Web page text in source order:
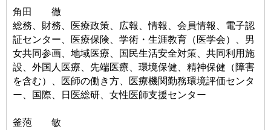
角田 徹
総務、財務、医療政策、広報、情報、会員情報、電子認
証センター、医療保険、学術・生涯教育（医学会）、男
女共同参画、地域医療、国民生活安全対策、共同利用施
設、外国人医療、先端医療、環境保健、精神保健（障害
を含む）、医師の働き方、医療機関勤務環境評価センタ
ー、国際、日医総研、女性医師支援センター
釜萢 敏